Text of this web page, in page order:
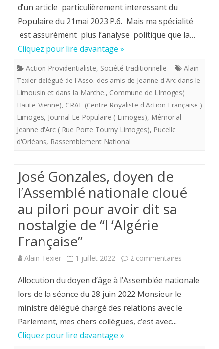
Une
mais
d’un article particulièrement interessant du
Populaire du 21mai 2023 P.6. Mais ma spécialité
est assurément plus l’analyse politique que la…
Cliquez pour lire davantage »
Action Providentialiste, Société traditionnelle
Alain
Texier délégué de l'Asso. des amis de Jeanne d'Arc dans le
Limousin et dans la Marche., Commune de LImoges(
Haute-Vienne), CRAF (Centre Royaliste d'Action Française )
Limoges, Journal Le Populaire ( Limoges), Mémorial
Jeanne d'Arc ( Rue Porte Tourny Limoges), Pucelle
d'Orléans, Rassemblement National
José Gonzales, doyen de
l’Assemblé nationale cloué
au pilori pour avoir dit sa
nostalgie de “l ‘Algérie
Française”
Alain Texier 1 juillet 2022 2 commentaires
doyen
Allocution du doyen d’âge à l’Assemblée nationale
lors de la séance du 28 juin 2022 Monsieur le
ministre délégué chargé des relations avec le
Parlement, mes chers collègues, c’est avec…
Cliquez pour lire davantage »